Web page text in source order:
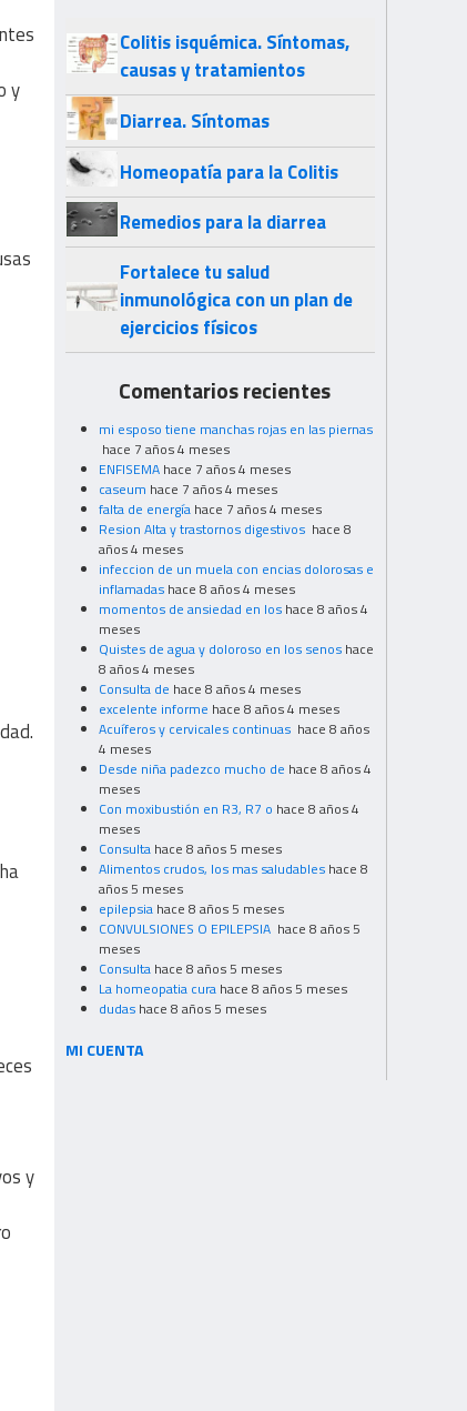
y
y
Colitis isquémica. Síntomas,
causas y tratamientos
Diarrea. Síntomas
Homeopatía para la Colitis
Remedios para la diarrea
Fortalece tu salud
inmunológica con un plan de
ejercicios físicos
Comentarios recientes
mi esposo tiene manchas rojas en las piernas
hace 7 años 4 meses
ENFISEMA hace 7 años 4 meses
caseum hace 7 años 4 meses
falta de energía hace 7 años 4 meses
Resion Alta y trastornos digestivos hace 8
años 4 meses
infeccion de un muela con encias dolorosas e
inflamadas hace 8 años 4 meses
momentos de ansiedad en los hace 8 años 4
meses
Quistes de agua y doloroso en los senos hace
8 años 4 meses
Consulta de hace 8 años 4 meses
excelente informe hace 8 años 4 meses
Acuíferos y cervicales continuas hace 8 años
4 meses
Desde niña padezco mucho de hace 8 años 4
meses
Con moxibustión en R3, R7 o hace 8 años 4
meses
Consulta hace 8 años 5 meses
Alimentos crudos, los mas saludables hace 8
años 5 meses
epilepsia hace 8 años 5 meses
CONVULSIONES O EPILEPSIA hace 8 años 5
meses
Consulta hace 8 años 5 meses
La homeopatia cura hace 8 años 5 meses
dudas hace 8 años 5 meses
MI CUENTA